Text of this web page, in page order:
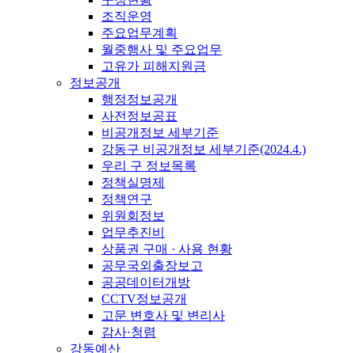
조직운영
주요업무계획
월중행사 및 주요업무
고유가 피해지원금
정보공개
행정정보공개
사전정보공표
비공개정보 세부기준
강동구 비공개정보 세부기준(2024.4.)
우리 구 정보목록
정책실명제
정책연구
위원회정보
업무추진비
상품권 구매 · 사용 현황
공무국외출장보고
공공데이터개방
CCTV정보공개
고문 변호사 및 변리사
감사·청렴
강동예산